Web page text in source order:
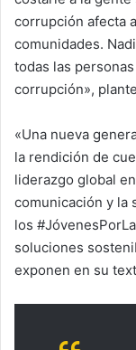
corrupción afecta
comunidades.
todas las
corrupción»,
«Una nueva
la rendición de
liderazgo global
comunicación y la
los
soluciones
exponen en su